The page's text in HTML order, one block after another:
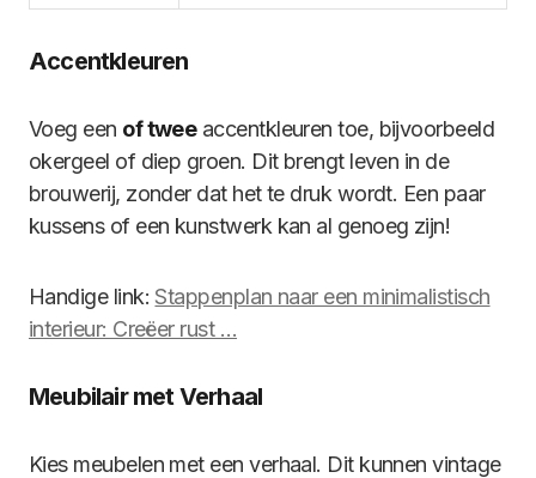
Accentkleuren
Voeg een of tweeaccentkleuren toe, bijvoorbeeld
okergeel of diep groen. Dit brengt leven in de
brouwerij, zonder dat het te druk wordt. Een paar
kussens of een kunstwerk kan al genoeg zijn!
Handige link: Stappenplan naar een minimalistisch
interieur: Creëer rust …
Meubilair met Verhaal
Kies meubelen met een verhaal. Dit kunnen vintage